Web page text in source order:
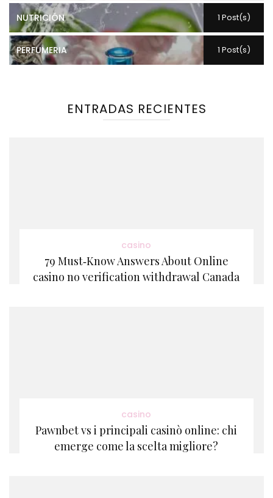
NUTRICIÓN 1 Post(s)
PERFUMERIA 1 Post(s)
ENTRADAS RECIENTES
casino
79 Must‑Know Answers About Online
casino no verification withdrawal Canada
casino
Pawnbet vs i principali casinò online: chi
emerge come la scelta migliore?